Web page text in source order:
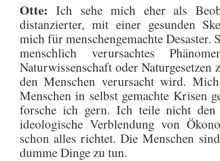
Otte: Ich sehe mich eher als
distanzierter, mit einer gesunden
mich für menschengemachte Desaster.
menschlich verursachtes
Naturwissenschaft oder Naturgesetzen
den Menschen verursacht wird.
Menschen in selbst gemachte Krisen
forsche ich gern. Ich teile nicht
ideologische Verblendung von
schon alles richtet. Die Menschen
dumme Dinge zu tun.